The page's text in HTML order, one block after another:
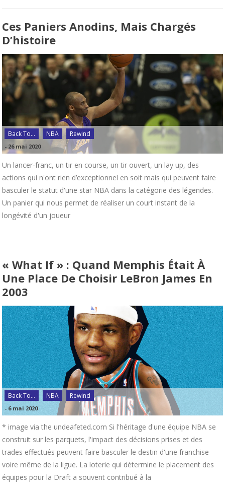
Ces Paniers Anodins, Mais Chargés
D’histoire
Back To... NBA Rewind
- 26 mai 2020
Un lancer-franc, un tir en course, un tir ouvert, un lay up, des
actions qui n'ont rien d’exceptionnel en soit mais qui peuvent faire
basculer le statut d'une star NBA dans la catégorie des légendes.
Un panier qui nous permet de réaliser un court instant de la
longévité d'un joueur
« What If » : Quand Memphis Était À
Une Place De Choisir LeBron James En
2003
Back To... NBA Rewind
- 6 mai 2020
* image via the undeafeted.com Si l'héritage d'une équipe NBA se
construit sur les parquets, l'impact des décisions prises et des
trades effectués peuvent faire basculer le destin d'une franchise
voire même de la ligue. La loterie qui détermine le placement des
équipes pour la Draft a souvent contribué à la